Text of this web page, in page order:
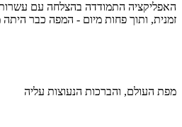
האפליקציה התמודדה בהצלחה עם עשרות
זמנית, ותוך פחות מיום - המפה כבר
מפת העולם, והברכות הנעוצות עליה